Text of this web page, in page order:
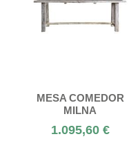
MESA COMEDOR
MILNA
1.095,60 €